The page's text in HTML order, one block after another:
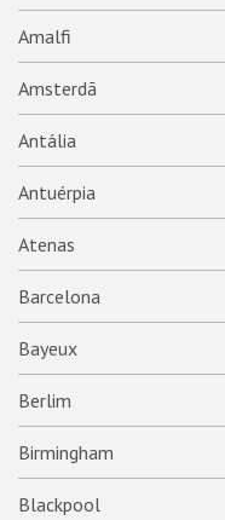
Amalfi
Amsterdã
Antália
Antuérpia
Atenas
Barcelona
Bayeux
Berlim
Birmingham
Blackpool